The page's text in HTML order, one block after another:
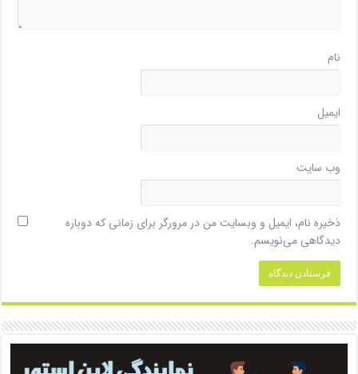
نام
ایمیل
وب‌ سایت
ذخیره نام، ایمیل و وبسایت من در مرورگر برای زمانی که دوباره
دیدگاهی می‌نویسم.